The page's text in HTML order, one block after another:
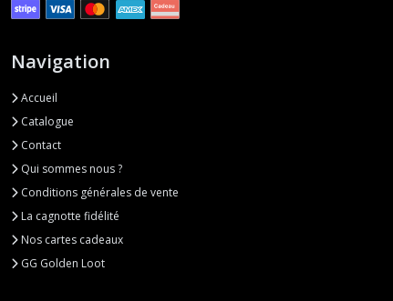
Navigation
Accueil
Catalogue
Contact
Qui sommes nous ?
Conditions générales de vente
La cagnotte fidélité
Nos cartes cadeaux
GG Golden Loot